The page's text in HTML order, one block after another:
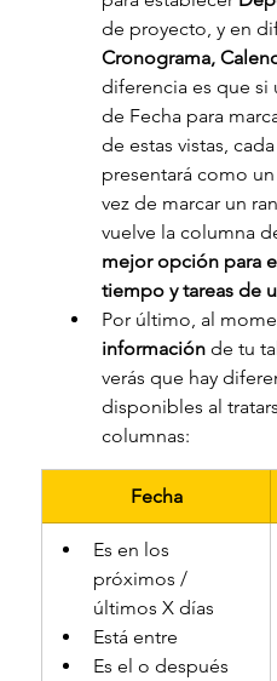
de proyecto, y en
Cronograma,
diferencia es que si
de Fecha para
de estas vistas,
presentará como
vez de marcar un
vuelve la columna
mejor opción para
tiempo y tareas de
Por último, al
información de tu
verás que hay
disponibles al
columnas:
Fecha
Es en los
próximos /
últimos X días
Está entre
Es el o después